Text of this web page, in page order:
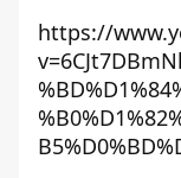
https://